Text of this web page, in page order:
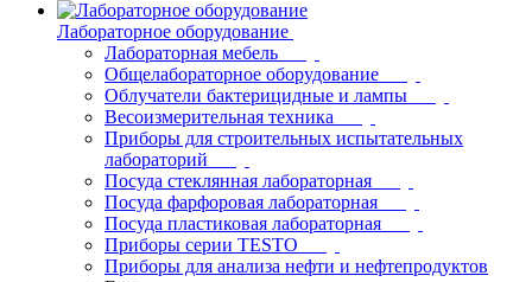
Лабораторное оборудование
Лабораторная мебель
Общелабораторное оборудование
Облучатели бактерицидные и лампы
Весоизмерительная техника
Приборы для строительных испытательных
лабораторий
Посуда стеклянная лабораторная
Посуда фарфоровая лабораторная
Посуда пластиковая лабораторная
Приборы серии TESTO
Приборы для анализа нефти и нефтепродуктов